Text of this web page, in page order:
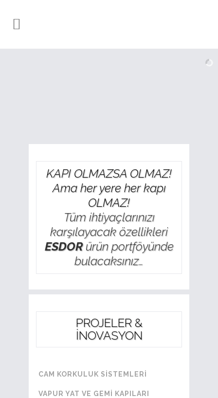
KAPI OLMAZSA OLMAZ!
Ama her yere her kapı
OLMAZ!
Tüm ihtiyaçlarınızı
karşılayacak özellikleri
ESDORürün portföyünde
bulacaksınız…
PROJELER &
İNOVASYON
CAM KORKULUK SİSTEMLERİ
VAPUR YAT VE GEMİ KAPILARI